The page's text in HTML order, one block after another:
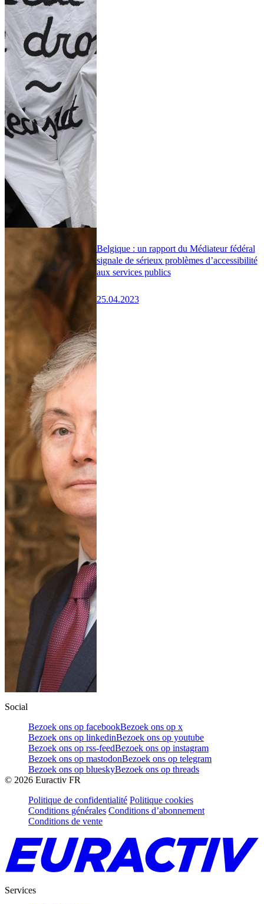
Belgique : un rapport du Médiateur fédéral
signale de sérieux problèmes d’accessibilité
aux services publics
25.04.2023
Social
Bezoek ons op facebookBezoek ons op x
Bezoek ons op linkedinBezoek ons op youtube
Bezoek ons op rss-feedBezoek ons op instagram
Bezoek ons op mastodonBezoek ons op telegram
Bezoek ons op blueskyBezoek ons op threads
© 2026 Euractiv FR
Politique de confidentialité Politique cookies
Conditions générales Conditions d’abonnement
Conditions de vente
Services